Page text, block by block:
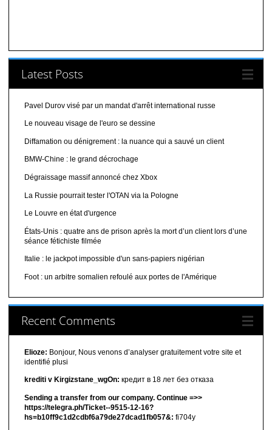
Latest Posts
Pavel Durov visé par un mandat d'arrêt international russe
Le nouveau visage de l'euro se dessine
Diffamation ou dénigrement : la nuance qui a sauvé un client
BMW-Chine : le grand décrochage
Dégraissage massif annoncé chez Xbox
La Russie pourrait tester l'OTAN via la Pologne
Le Louvre en état d'urgence
États-Unis : quatre ans de prison après la mort d’un client lors d’une
séance fétichiste filmée
Italie : le jackpot impossible d'un sans-papiers nigérian
Foot : un arbitre somalien refoulé aux portes de l'Amérique
Recent Comments
Elioze: Bonjour, Nous venons d’analyser gratuitement votre site et
identifié plusi
krediti v Kirgizstane_wgOn: кредит в 18 лет без отказа
Sending a transfer from our company. Continue =>>
https://telegra.ph/Ticket--9515-12-16?
hs=b10ff9c1d2cdbf6a79de27dcad1fb057&: fi704y